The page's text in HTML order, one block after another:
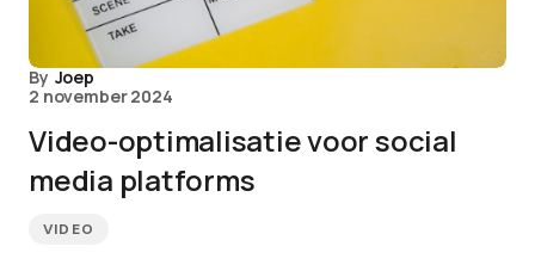
By Joep
2 november 2024
Video-optimalisatie voor social
media platforms
VIDEO